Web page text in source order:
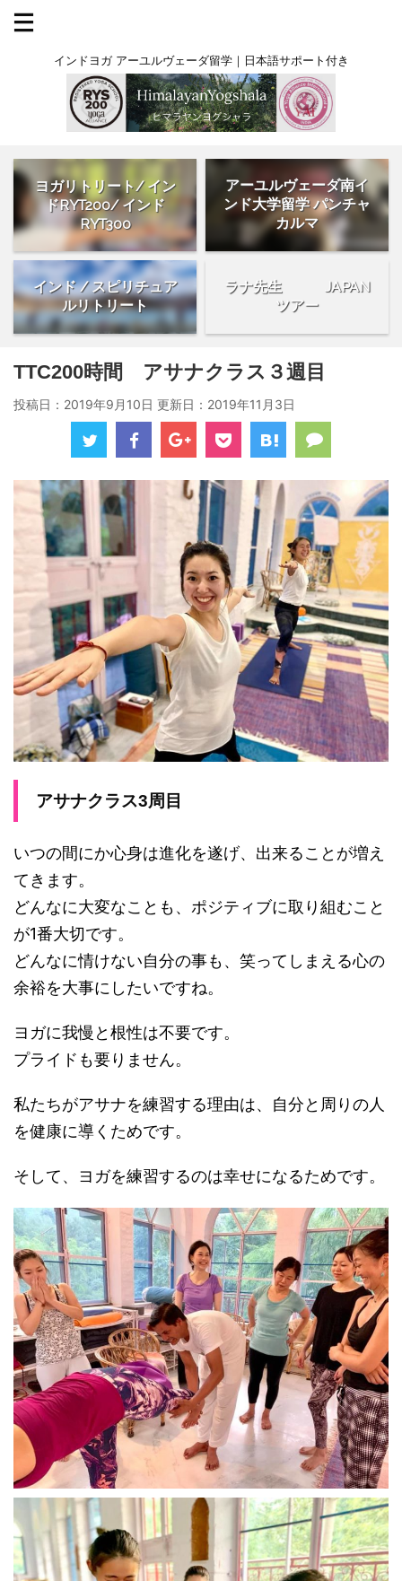
インドヨガ アーユルヴェーダ留学｜日本語サポート付き
ヨガリトリート/ イン
ドRYT200/ インド
RYT300
アーユルヴェーダ南イ
ンド大学留学 パンチャ
カルマ
インド / スピリチュア
ルリトリート
ラナ先生 JAPAN
ツアー
TTC200時間 アサナクラス３週目
投稿日：2019年9月10日 更新日： 2019年11月3日
アサナクラス3周目
いつの間にか心身は進化を遂げ、出来ることが増え
てきます。
どんなに大変なことも、ポジティブに取り組むこと
が1番大切です。
どんなに情けない自分の事も、笑ってしまえる心の
余裕を大事にしたいですね。
ヨガに我慢と根性は不要です。
プライドも要りません。
私たちがアサナを練習する理由は、自分と周りの人
を健康に導くためです。
そして、ヨガを練習するのは幸せになるためです。